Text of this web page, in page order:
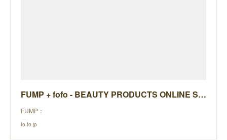
FUMP + fofo - BEAUTY PRODUCTS ONLINE STORE -
FUMP：
fo-fo.jp